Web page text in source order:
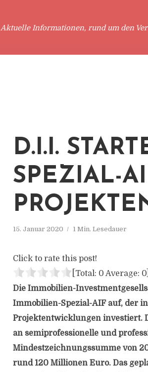
Aktuelle Informationen, rund um den
D.I.I.
SPEZIAL-
15. Januar 2020 1 Min. Lesedauer
Click to rate this post!
[Total: 0 Average: 0
Die Immobilien-
Immobilien-Spezial-AIF auf, der
Projektentwicklungen investiert.
an semiprofessionelle und
Mindestzeichnungssumme von
rund 120 Millionen Euro. Das